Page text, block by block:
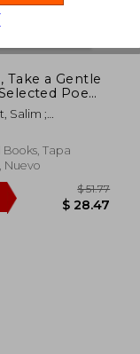
Take a Gentle
Poems
Salim ;
Books, Tapa
Nuevo